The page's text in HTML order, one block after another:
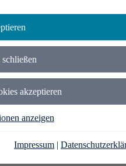
akzeptieren
anzeigen
Impressum |